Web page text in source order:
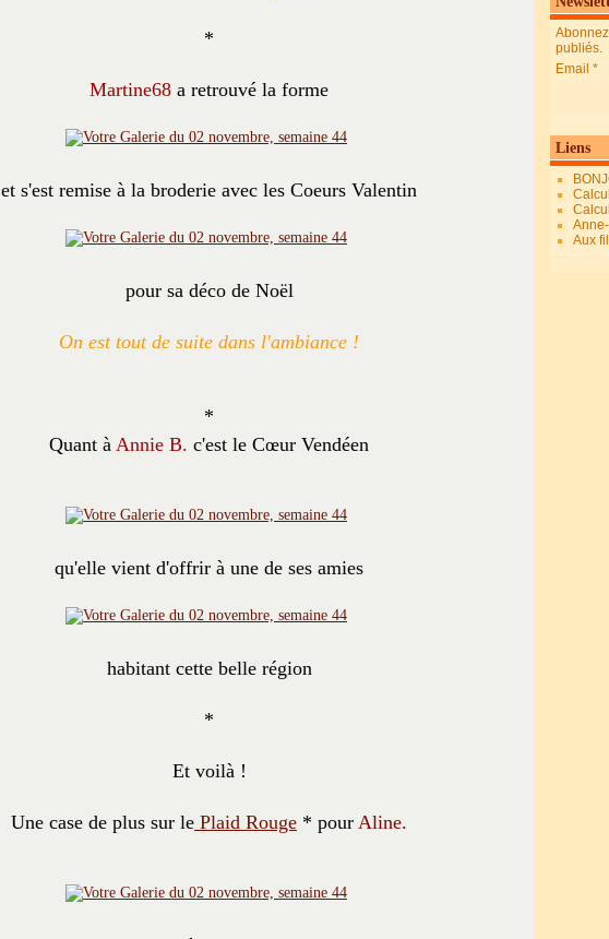
*
Martine68 a retrouvé la forme
et s'est remise à la broderie avec les Coeurs Valentin
pour sa déco de Noël
On est tout de suite dans l'ambiance !
*
Quant à Annie B. c'est le Cœur Vendéen
qu'elle vient d'offrir à une de ses amies
habitant cette belle région
*
Et voilà !
Une case de plus sur le Plaid Rouge * pour Aline.
publiés.
Email
Liens
Aux